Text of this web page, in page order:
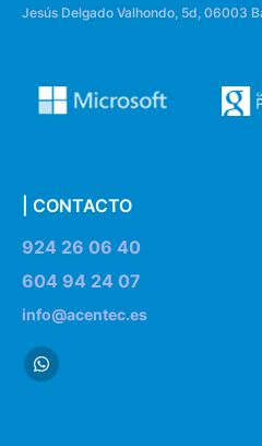
Jesús Delgado Valhondo, 5d, 06003
| CONTACTO
924 26 06 40
604 94 24 07
info@acentec.es